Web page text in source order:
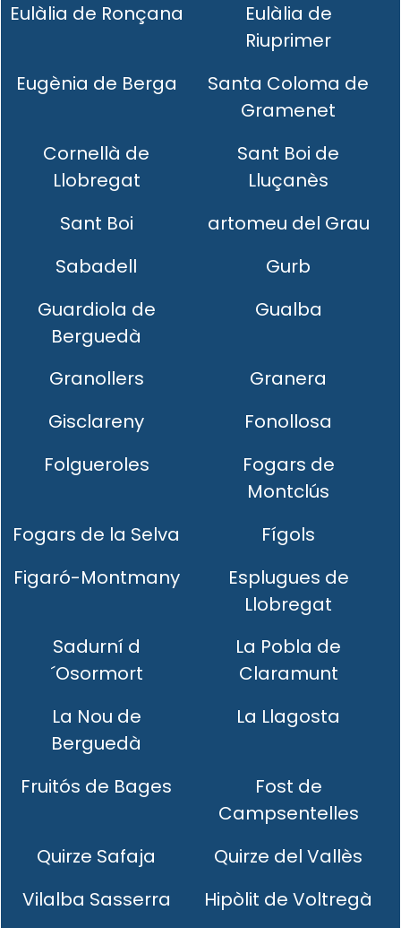
Eulàlia de Ronçana
Eulàlia de
Riuprimer
Eugènia de Berga
Santa Coloma de
Gramenet
Cornellà de
Llobregat
Sant Boi de
Lluçanès
Sant Boi
artomeu del Grau
Sabadell
Gurb
Guardiola de
Berguedà
Gualba
Granollers
Granera
Gisclareny
Fonollosa
Folgueroles
Fogars de
Montclús
Fogars de la Selva
Fígols
Figaró-Montmany
Esplugues de
Llobregat
Sadurní d
´Osormort
La Pobla de
Claramunt
La Nou de
Berguedà
La Llagosta
Fruitós de Bages
Fost de
Campsentelles
Quirze Safaja
Quirze del Vallès
Vilalba Sasserra
Hipòlit de Voltregà